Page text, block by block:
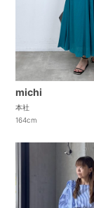
michi
本社
164cm